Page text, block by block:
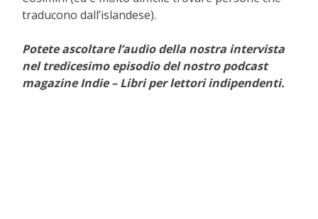
traducono dall’islandese).
Potete ascoltare l’audio della nostra intervista
nel tredicesimo episodio del nostro podcast
magazine Indie – Libri per lettori indipendenti.